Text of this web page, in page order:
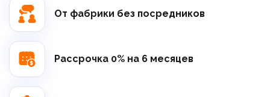
От фабрики без посредников
Рассрочка 0% на 6 месяцев